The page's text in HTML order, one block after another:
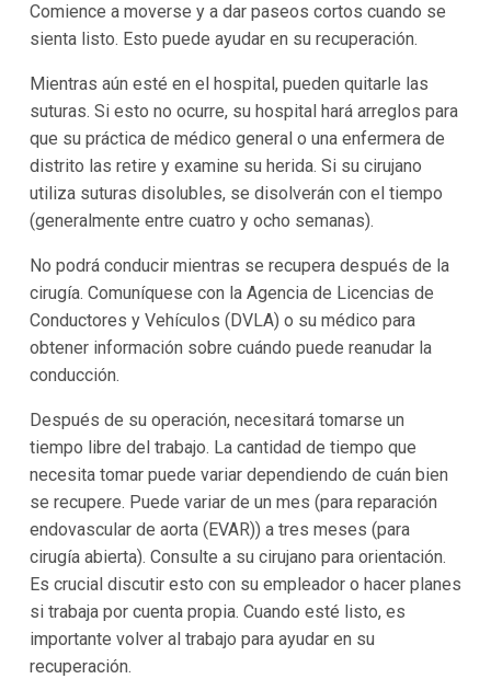
Comience a moverse y a dar paseos cortos cuando se
sienta listo. Esto puede ayudar en su recuperación.
Mientras aún esté en el hospital, pueden quitarle las
suturas. Si esto no ocurre, su hospital hará arreglos para
que su práctica de médico general o una enfermera de
distrito las retire y examine su herida. Si su cirujano
utiliza suturas disolubles, se disolverán con el tiempo
(generalmente entre cuatro y ocho semanas).
No podrá conducir mientras se recupera después de la
cirugía. Comuníquese con la Agencia de Licencias de
Conductores y Vehículos (DVLA) o su médico para
obtener información sobre cuándo puede reanudar la
conducción.
Después de su operación, necesitará tomarse un
tiempo libre del trabajo. La cantidad de tiempo que
necesita tomar puede variar dependiendo de cuán bien
se recupere. Puede variar de un mes (para reparación
endovascular de aorta (EVAR)) a tres meses (para
cirugía abierta). Consulte a su cirujano para orientación.
Es crucial discutir esto con su empleador o hacer planes
si trabaja por cuenta propia. Cuando esté listo, es
importante volver al trabajo para ayudar en su
recuperación.